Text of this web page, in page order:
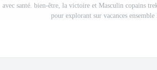
avec santé. bien-être, la victoire et Masculin copains
pour explorant sur vacances